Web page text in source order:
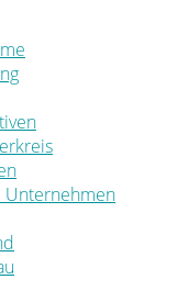
Unternehmen